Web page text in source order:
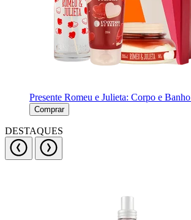
Presente Romeu e Julieta: Corpo e Banho
Comprar
DESTAQUES